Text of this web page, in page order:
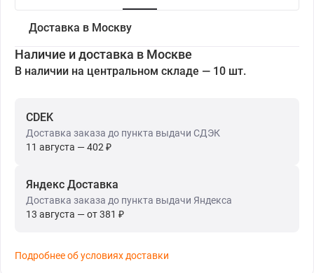
Доставка в Москву
Наличие и доставка в Москве
В наличии на центральном складе — 10 шт.
CDEK
Доставка заказа до пункта выдачи СДЭК
11 августа — 402 ₽
Яндекс Доставка
Доставка заказа до пункта выдачи Яндекса
13 августа — от 381 ₽
Подробнее об условиях доставки